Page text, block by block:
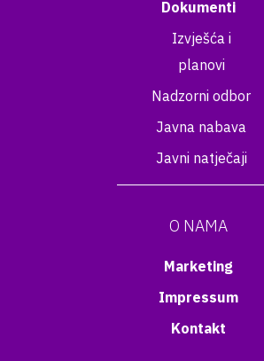
Dokumenti
Izvješća i
planovi
Nadzorni odbor
Javna nabava
Javni natječaji
O NAMA
Marketing
Impressum
Kontakt